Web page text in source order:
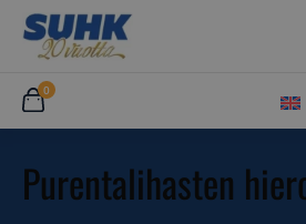
0
Purentalihasten